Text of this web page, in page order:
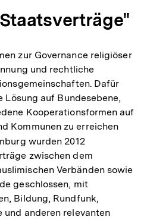
zur Governance religiöser
und rechtliche
Dafür
auf Bundesebene,
Kooperationsformen auf
Kommunen zu erreichen
wurden 2012
zwischen dem
Verbänden sowie
geschlossen, mit
Bildung, Rundfunk,
und anderen relevanten